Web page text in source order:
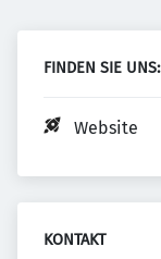
FINDEN SIE UNS:
Website
KONTAKT